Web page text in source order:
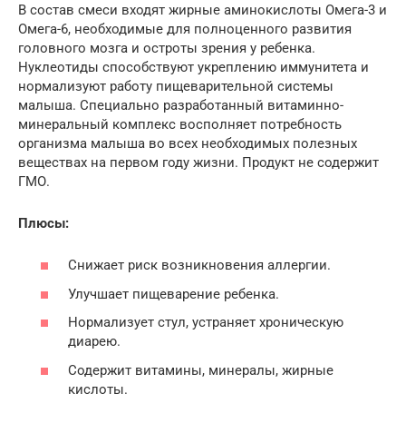
В состав смеси входят жирные аминокислоты Омега-3 и
Омега-6, необходимые для полноценного развития
головного мозга и остроты зрения у ребенка.
Нуклеотиды способствуют укреплению иммунитета и
нормализуют работу пищеварительной системы
малыша. Специально разработанный витаминно-
минеральный комплекс восполняет потребность
организма малыша во всех необходимых полезных
веществах на первом году жизни. Продукт не содержит
ГМО.
Плюсы:
Снижает риск возникновения аллергии.
Улучшает пищеварение ребенка.
Нормализует стул, устраняет хроническую
диарею.
Содержит витамины, минералы, жирные
кислоты.